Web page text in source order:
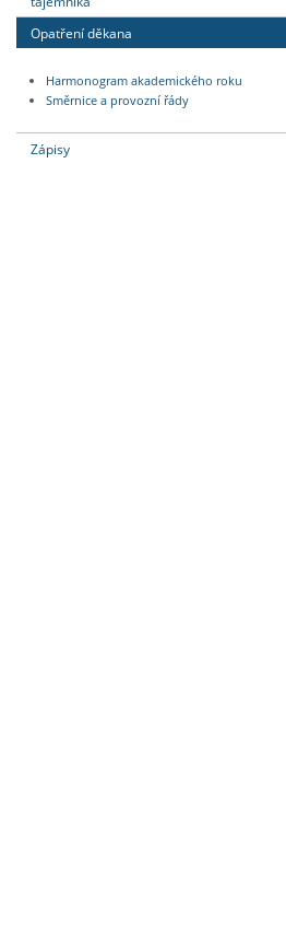
Opatření děkana
Harmonogram akademického roku
Směrnice a provozní řády
Zápisy